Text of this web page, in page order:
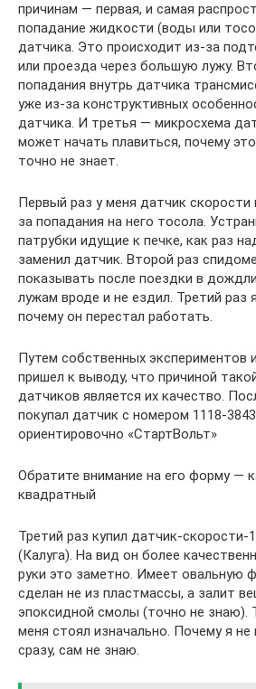
причинам — первая, и самая
попадание жидкости (воды или
датчика. Это происходит из-за
или проезда через большую лужу.
попадания внутрь датчика
уже из-за конструктивных
датчика. И третья — микросхема
может начать плавиться, почему
точно не знает.
Первый раз у меня датчик
за попадания на него тосола.
патрубки идущие к печке, как раз
заменил датчик. Второй раз
показывать после поездки в
лужам вроде и не ездил. Третий раз
почему он перестал работать.
Путем собственных экспериментов
пришел к выводу, что причиной
датчиков является их качество.
покупал датчик с номером 1118-
ориентировочно «СтартВольт»
Обратите внимание на его форму —
квадратный
Третий раз купил датчик-скорости-
(Калуга). На вид он более
руки это заметно. Имеет овальную
сделан не из пластмассы, а залит
эпоксидной смолы (точно не знаю).
меня стоял изначально. Почему я не
сразу, сам не знаю.